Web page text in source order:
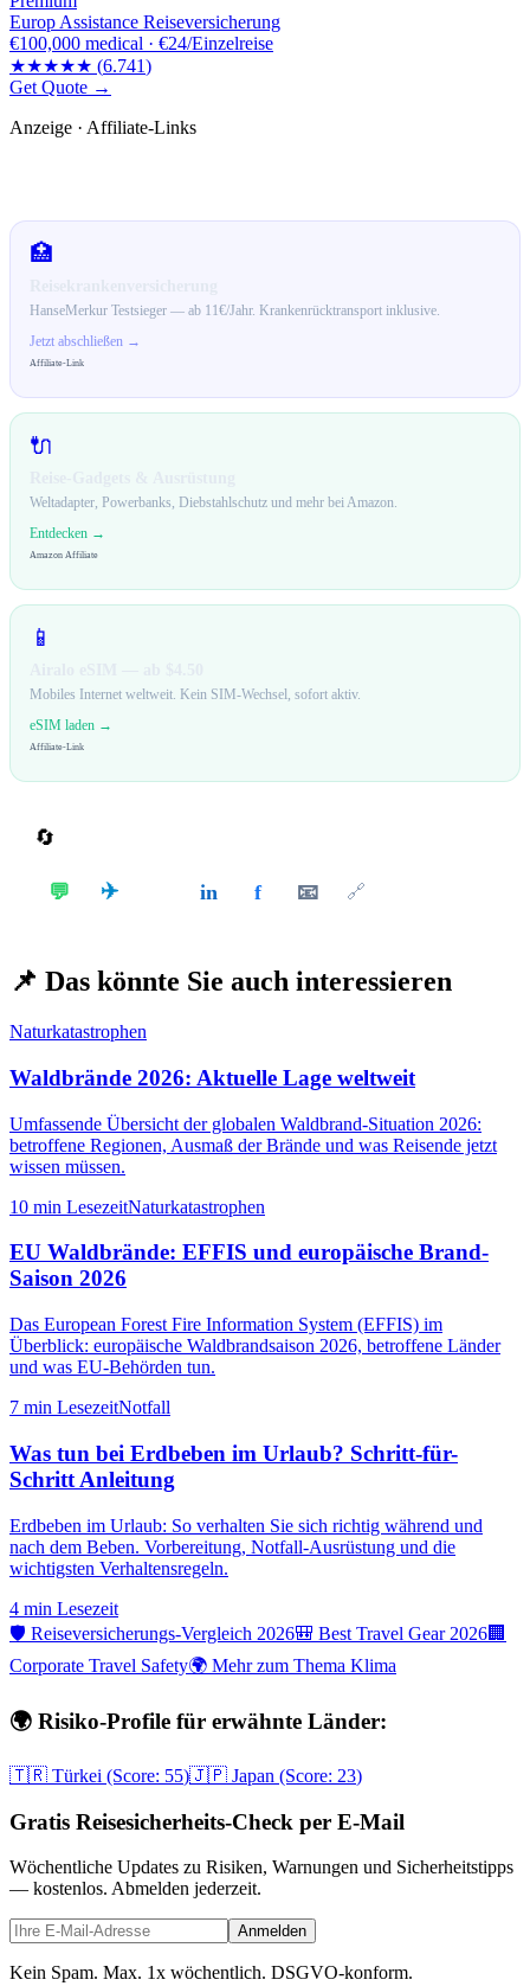
Europ Assistance Reiseversicherung
€100,000 medical · €24/Einzelreise
★★★★★ (6.741)
Get Quote →
Anzeige · Affiliate-Links
🏥
HanseMerkur Testsieger — ab 11€/Jahr. Krankenrücktransport inklusive.
Jetzt abschließen →
Affiliate-Link
🔌
Weltadapter, Powerbanks, Diebstahlschutz und mehr bei Amazon.
Entdecken →
Amazon Affiliate
📱
Mobiles Internet weltweit. Kein SIM-Wechsel, sofort aktiv.
eSIM laden →
Affiliate-Link
🔄
💬 ✈️ in f 📧 🔗
📌 Das könnte Sie auch interessieren
Naturkatastrophen
Waldbrände 2026: Aktuelle Lage weltweit
Umfassende Übersicht der globalen Waldbrand-Situation 2026:
betroffene Regionen, Ausmaß der Brände und was Reisende jetzt
wissen müssen.
10 min LesezeitNaturkatastrophen
EU Waldbrände: EFFIS und europäische Brand-
Saison 2026
Das European Forest Fire Information System (EFFIS) im
Überblick: europäische Waldbrandsaison 2026, betroffene Länder
und was EU-Behörden tun.
7 min LesezeitNotfall
Was tun bei Erdbeben im Urlaub? Schritt-für-
Schritt Anleitung
Erdbeben im Urlaub: So verhalten Sie sich richtig während und
nach dem Beben. Vorbereitung, Notfall-Ausrüstung und die
wichtigsten Verhaltensregeln.
4 min Lesezeit
🛡️ Reiseversicherungs-Vergleich 2026🎒 Best Travel Gear 2026🏢
Corporate Travel Safety🌍 Mehr zum Thema Klima
🌍 Risiko-Profile für erwähnte Länder:
🇹🇷 Türkei (Score: 55)🇯🇵 Japan (Score: 23)
Gratis Reisesicherheits-Check per E-Mail
Wöchentliche Updates zu Risiken, Warnungen und Sicherheitstipps
— kostenlos. Abmelden jederzeit.
Anmelden
Kein Spam. Max. 1x wöchentlich. DSGVO-konform.